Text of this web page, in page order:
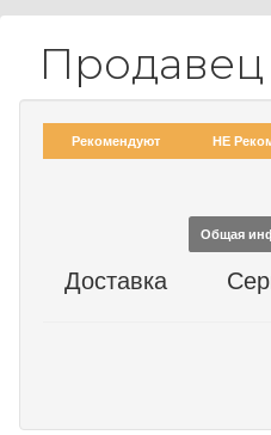
Продавец
Рекомендуют НЕ
Общая
Доставка